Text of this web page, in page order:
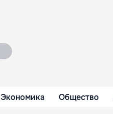
Экономика Общество